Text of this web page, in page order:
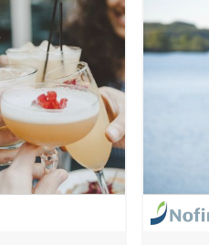
og EU
for bruk av
landegrenser.